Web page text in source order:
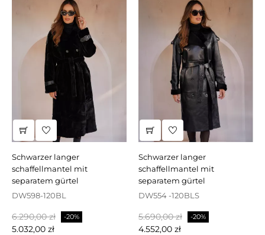
schwarzer langer
schaffellmantel mit
separatem gürtel
DW598-120BL
Regulärer
Preis
6.290,00 zł -20%
5.032,00 zł
schwarzer langer
schaffellmantel mit
separatem gürtel
DW554 -120BLS
Regulärer
Preis
5.690,00 zł -20%
4.552,00 zł